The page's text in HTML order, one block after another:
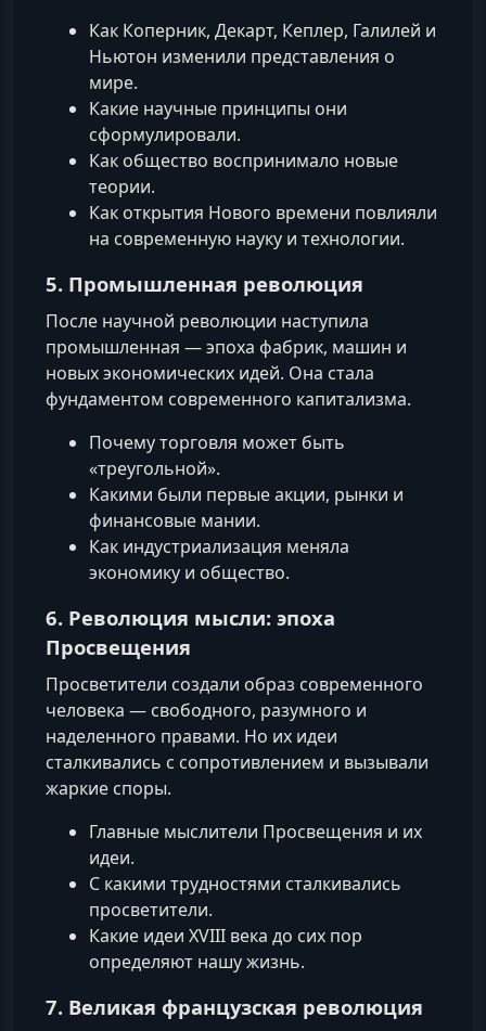
Как Коперник, Декарт, Кеплер, Галилей и
Ньютон изменили представления о
мире.
Какие научные принципы они
сформулировали.
Как общество воспринимало новые
теории.
Как открытия Нового времени повлияли
на современную науку и технологии.
5. Промышленная революция
После научной революции наступила
промышленная — эпоха фабрик, машин и
новых экономических идей. Она стала
фундаментом современного капитализма.
Почему торговля может быть
«треугольной».
Какими были первые акции, рынки и
финансовые мании.
Как индустриализация меняла
экономику и общество.
6. Революция мысли: эпоха
Просвещения
Просветители создали образ современного
человека — свободного, разумного и
наделенного правами. Но их идеи
сталкивались с сопротивлением и вызывали
жаркие споры.
Главные мыслители Просвещения и их
идеи.
С какими трудностями сталкивались
просветители.
Какие идеи XVIII века до сих пор
определяют нашу жизнь.
7. Великая французская революция